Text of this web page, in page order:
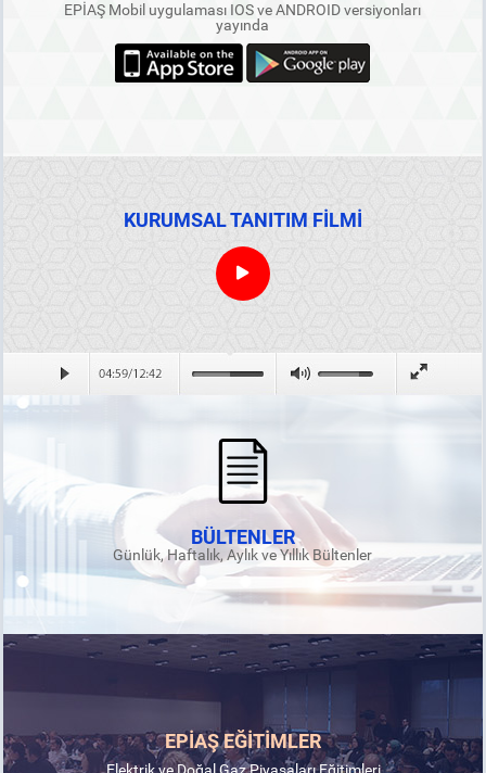
EPİAŞ Mobil uygulaması IOS ve ANDROID versiyonları
yayında
KURUMSAL TANITIM FİLMİ
BÜLTENLER
Günlük, Haftalık, Aylık ve Yıllık Bültenler
EPİAŞ EĞİTİMLER